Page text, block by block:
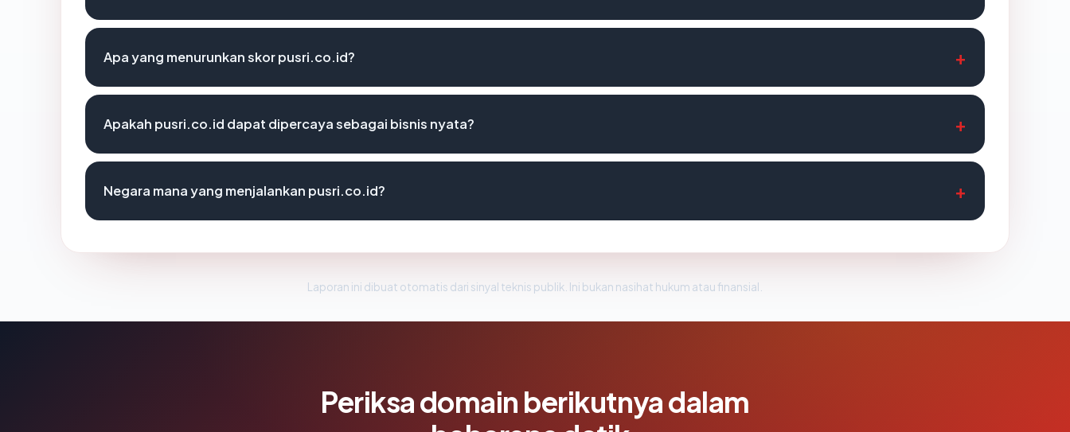
Apa yang menurunkan skor pusri.co.id?
Apakah pusri.co.id dapat dipercaya sebagai bisnis nyata?
Negara mana yang menjalankan pusri.co.id?
Laporan ini dibuat otomatis dari sinyal teknis publik. Ini bukan nasihat hukum atau finansial.
Periksa domain berikutnya dalam